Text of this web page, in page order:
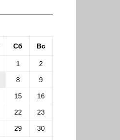
Сб Вс
1 2
8 9
15 16
22 23
29 30